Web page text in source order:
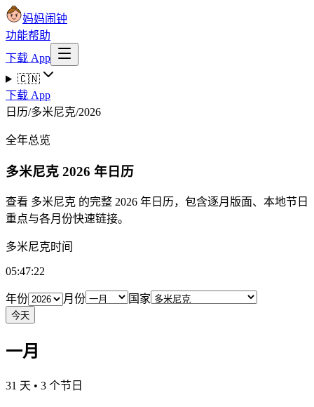
妈妈闹钟
功能帮助
下载 App
🇨🇳
下载 App
日历/多米尼克/2026
全年总览
多米尼克 2026 年日历
查看 多米尼克 的完整 2026 年日历，包含逐月版面、本地节日
重点与各月份快速链接。
多米尼克时间
05:47:23
年份 月份 国家
今天
一月
31 天 • 3 个节日